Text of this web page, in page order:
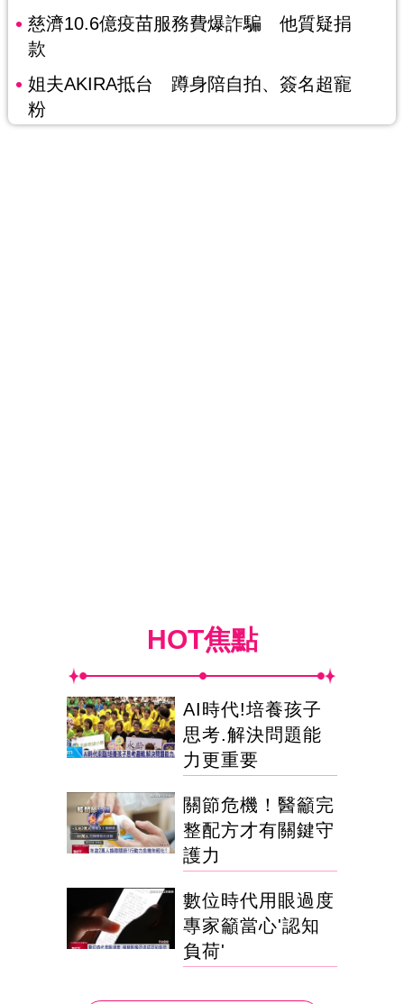
慈濟10.6億疫苗服務費爆詐騙 他質疑捐
款
姐夫AKIRA抵台 蹲身陪自拍、簽名超寵
粉
HOT焦點
AI時代!培養孩子
思考.解決問題能
力更重要
關節危機！醫籲完
整配方才有關鍵守
護力
數位時代用眼過度
專家籲當心'認知
負荷'